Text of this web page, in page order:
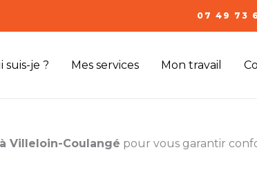
07 49 73
suis-je ? Mes services Mon travail
Villeloin-Coulangé pour vous garantir